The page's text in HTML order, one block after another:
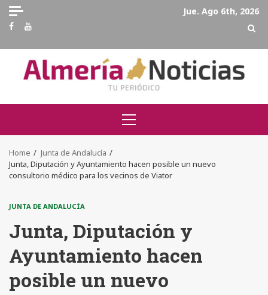
Skip
content
Jue. Ago 6th, 2026
Facebook
Youtube
Primary
Menu
Home
Junta de Andalucía
Junta, Diputación y Ayuntamiento hacen posible un nuevo
consultorio médico para los vecinos de Viator
JUNTA DE ANDALUCÍA
Junta, Diputación y
Ayuntamiento hacen
posible un nuevo